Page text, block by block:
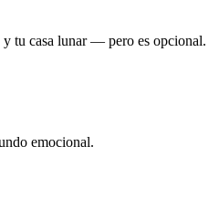
y tu casa lunar — pero es opcional.
emocional.